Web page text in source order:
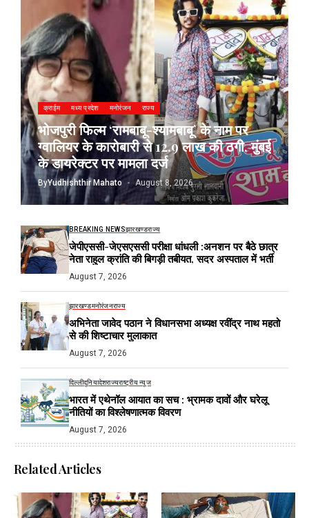
क्राईम मध्य प्रदेश मनोरंजन राज्य
भोजपुरी फिल्म ‘रामबाबू-श्यामबाबू’ के नाम पर
ग्वालियर के कारोबारी से 12.9 लाख की ठगी, मुंबई
के डायरेक्टर पर मामला दर्ज
ByYudhishthir Mahato August 8, 2026
BREAKING NEWSझारखण्डराज्य
जेपीएससी-जेएसएससी परीक्षा धांधली :अनशन पर बैठे छात्र
नेता राहुल क्रांति की बिगड़ी तबीयत, सदर अस्पताल में भर्ती
August 7, 2026
झारखण्डमनोरंजनराज्य
अभिनेता जावेद पठान ने विधानसभा अध्यक्ष रवींद्र नाथ महतो
से की शिष्टाचार मुलाकात
August 7, 2026
दिल्लीदुनियादेशराज्यराष्ट्रीय न्यूज
भारत में एथेनॉल आयात का सच : भ्रामक दावों और घरेलू
नीतियों का विश्लेषणात्मक विवरण
August 7, 2026
Related Articles